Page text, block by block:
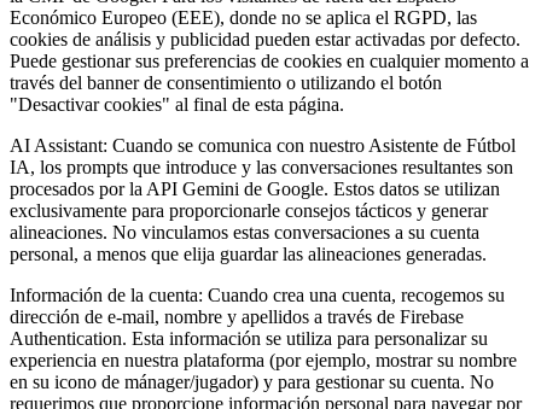
Económico Europeo (EEE), donde no se aplica el RGPD, las
cookies de análisis y publicidad pueden estar activadas por defecto.
Puede gestionar sus preferencias de cookies en cualquier momento a
través del banner de consentimiento o utilizando el botón
"Desactivar cookies" al final de esta página.
AI Assistant: Cuando se comunica con nuestro Asistente de Fútbol
IA, los prompts que introduce y las conversaciones resultantes son
procesados por la API Gemini de Google. Estos datos se utilizan
exclusivamente para proporcionarle consejos tácticos y generar
alineaciones. No vinculamos estas conversaciones a su cuenta
personal, a menos que elija guardar las alineaciones generadas.
Información de la cuenta: Cuando crea una cuenta, recogemos su
dirección de e-mail, nombre y apellidos a través de Firebase
Authentication. Esta información se utiliza para personalizar su
experiencia en nuestra plataforma (por ejemplo, mostrar su nombre
en su icono de mánager/jugador) y para gestionar su cuenta. No
requerimos que proporcione información personal para navegar por